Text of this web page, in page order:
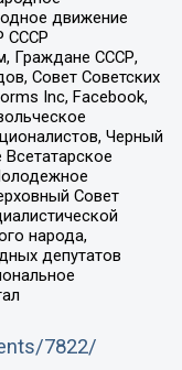
движение
СССР
Граждане СССР,
Совет Советских
Inc, Facebook,
Черный
Всетатарское
Совет
народа,
депутатов
7822/